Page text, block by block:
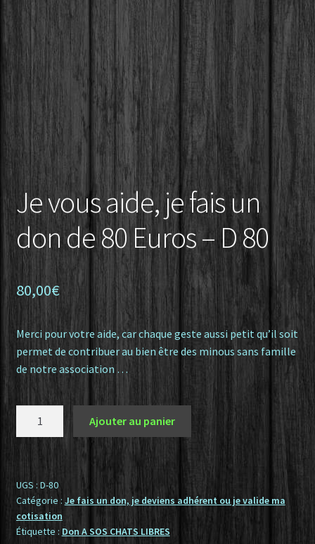
Mon compte
Nouveaux Produits
Panier
Je vous aide, je fais un
don de 80 Euros – D 80
80,00€
Merci pour votre aide, car chaque geste aussi petit qu’il soit
permet de contribuer au bien être des minous sans famille
de notre association …
aide,
je
fais
un
Ajouter au panier
UGS : D-80
Catégorie : Je fais un don, je deviens adhérent ou je valide ma
cotisation
Étiquette : Don A SOS CHATS LIBRES